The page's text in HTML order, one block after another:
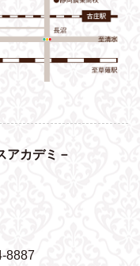
アカデミ－
8887